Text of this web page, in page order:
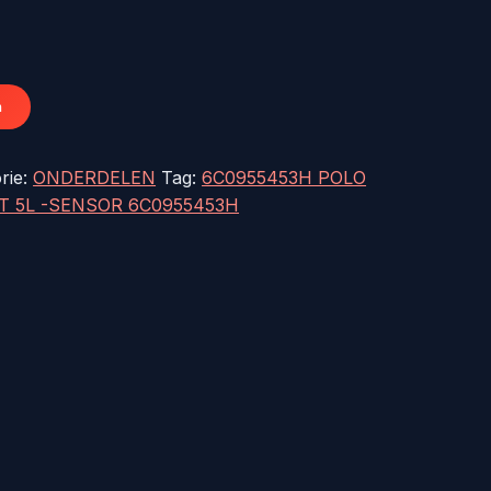
ONDERDELEN Tag:6C0955453H POLO
5L -SENSOR 6C0955453H